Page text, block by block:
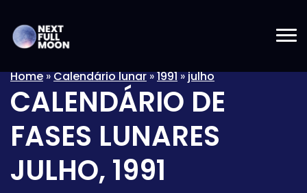
Home»Calendário lunar»1991»julho
CALENDÁRIO DE
FASES LUNARES
JULHO, 1991